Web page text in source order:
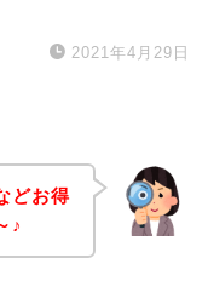
2021年4月29日
どお得
♪